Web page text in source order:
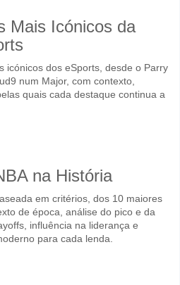
Mais Icónicos da
icónicos dos eSports, desde o Parry
num Major, com contexto,
quais cada destaque continua a
na História
em critérios, dos 10 maiores
de época, análise do pico e da
influência na liderança e
para cada lenda.